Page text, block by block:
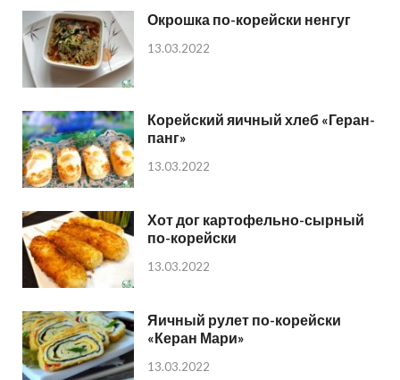
Окрошка по-корейски ненгуг
13.03.2022
Корейский яичный хлеб «Геран-
панг»
13.03.2022
Хот дог картофельно-сырный
по-корейски
13.03.2022
Яичный рулет по-корейски
«Керан Мари»
13.03.2022